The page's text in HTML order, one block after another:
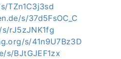
TZn1C3j3sd
s/37d5FsOC_C
rJ5zJNK1fg
s/41n9U7Bz3D
s/BJtGJEF1zx